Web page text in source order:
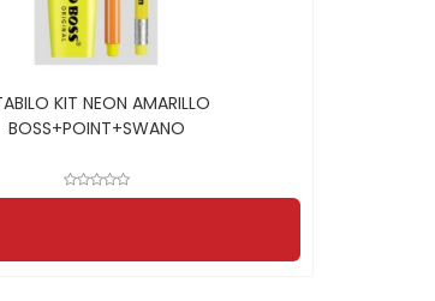
KIT NEON AMARILLO
BOSS+POINT+SWANO